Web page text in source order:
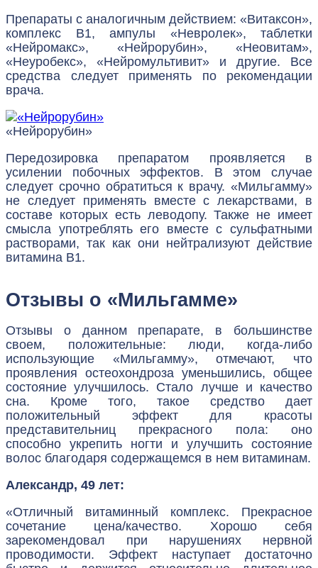
Препараты с аналогичным действием: «Витаксон»,
комплекс B1, ампулы «Невролек», таблетки
«Нейромакс», «Нейрорубин», «Неовитам»,
«Неуробекс», «Нейромультивит» и другие. Все
средства следует применять по рекомендации
врача.
«Нейрорубин»
Передозировка препаратом проявляется в
усилении побочных эффектов. В этом случае
следует срочно обратиться к врачу. «Мильгамму»
не следует применять вместе с лекарствами, в
составе которых есть леводопу. Также не имеет
смысла употреблять его вместе с сульфатными
растворами, так как они нейтрализуют действие
витамина B1.
Отзывы о «Мильгамме»
Отзывы о данном препарате, в большинстве
своем, положительные: люди, когда-либо
использующие «Мильгамму», отмечают, что
проявления остеохондроза уменьшились, общее
состояние улучшилось. Стало лучше и качество
сна. Кроме того, такое средство дает
положительный эффект для красоты
представительниц прекрасного пола: оно
способно укрепить ногти и улучшить состояние
волос благодаря содержащемся в нем витаминам.
Александр, 49 лет:
«Отличный витаминный комплекс. Прекрасное
сочетание цена/качество. Хорошо себя
зарекомендовал при нарушениях нервной
проводимости. Эффект наступает достаточно